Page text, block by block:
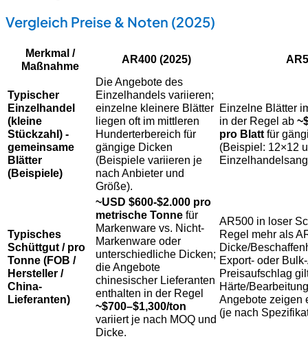
Vergleich Preise & Noten (2025)
Merkmal /
Maßnahme
AR400 (2025)
Typischer
Einzelhandel
(kleine
Stückzahl) -
gemeinsame
Blätter
(Beispiele)
Die Angebote des
Einzelhandels variieren;
einzelne kleinere Blätter
liegen oft im mittleren
Hunderterbereich für
gängige Dicken
(Beispiele variieren je
nach Anbieter und
Größe).
Einzelne Blätter
in der Regel ab
pro Blatt für
(Beispiel: 12×12
Typisches
Schüttgut / pro
Tonne (FOB /
Hersteller /
China-
Lieferanten)
~USD $600-$2.000 pro
metrische Tonne für
Markenware vs. Nicht-
Markenware oder
unterschiedliche Dicken;
die Angebote
chinesischer Lieferanten
enthalten in der Regel
~$700–$1,300/ton
variiert je nach MOQ und
Dicke.
AR500 in loser
Regel mehr als
Dicke/
Export- oder
Preisaufschlag
Härte/
Angebote zeigen
(je nach